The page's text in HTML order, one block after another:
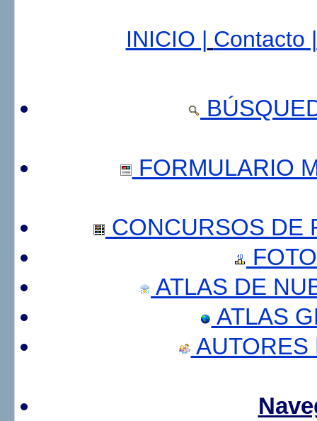
INICIO | Contacto |
FORMULARIO
CONCURSOS DE
ATLAS DE
ATLAS
AUTORES